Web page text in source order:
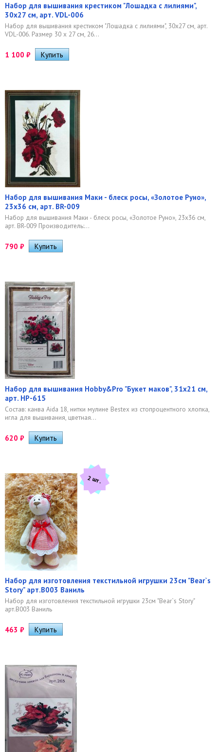
Набор для вышивания крестиком "Лошадка с лилиями",
30х27 см, арт. VDL-006
Набор для вышивания крестиком "Лошадка с лилиями", 30х27 см, арт.
VDL-006. Размер 30 х 27 см, 26...
1 100 ₽
Набор для вышивания Маки - блеск росы, «Золотое Руно»,
23х36 см, арт. BR-009
Набор для вышивания Маки - блеск росы, «Золотое Руно», 23х36 см,
арт. BR-009 Производитель:...
790 ₽
Набор для вышивания Hobby&Pro "Букет маков", 31х21 см,
арт. HP-615
Состав: канва Aida 18, нитки мулине Bestex из стопроцентного хлопка,
игла для вышивания, цветная...
620 ₽
2 шт.
Набор для изготовления текстильной игрушки 23см "Bear`s
Story" арт.B003 Ваниль
Набор для изготовления текстильной игрушки 23см "Bear`s Story"
арт.B003 Ваниль
463 ₽